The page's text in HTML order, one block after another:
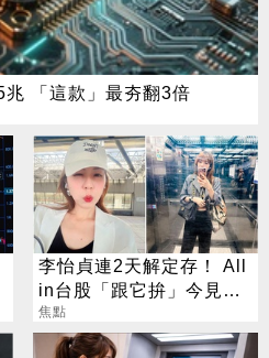
「這款」最夯翻3倍
李怡貞連2天解定存！ All
in台股「跟它拚」今見暴
漲笑：乖乖上班
焦點